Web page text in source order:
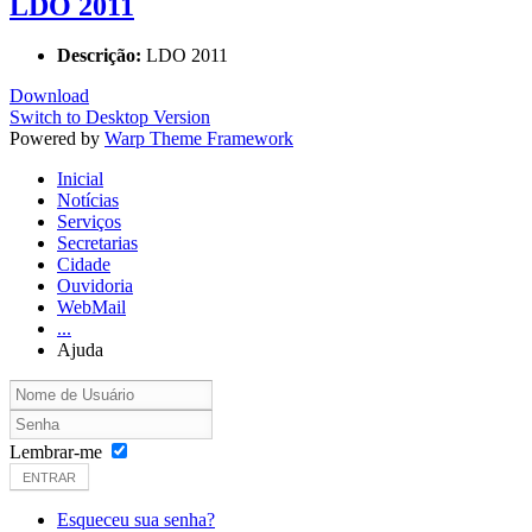
Descrição: LDO 2011
Download
Switch to Desktop Version
Powered by Warp Theme Framework
Inicial
Notícias
Serviços
Secretarias
Cidade
Ouvidoria
WebMail
...
Ajuda
Lembrar-me
ENTRAR
Esqueceu sua senha?